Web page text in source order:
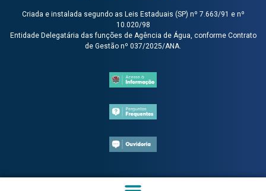
Criada e instalada segundo as Leis Estaduais (SP) nº 7.663/91 e nº
10.020/98
Entidade Delegatária das funções de Agência de Água, conforme Contrato
de Gestão nº 037/2025/ANA.